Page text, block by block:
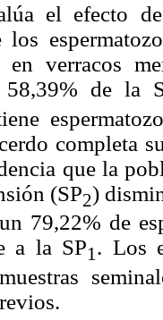
el efecto
en verracos
58,39% de la
completa
que la
(SP2)
79,22% de
a la SP1 . Los